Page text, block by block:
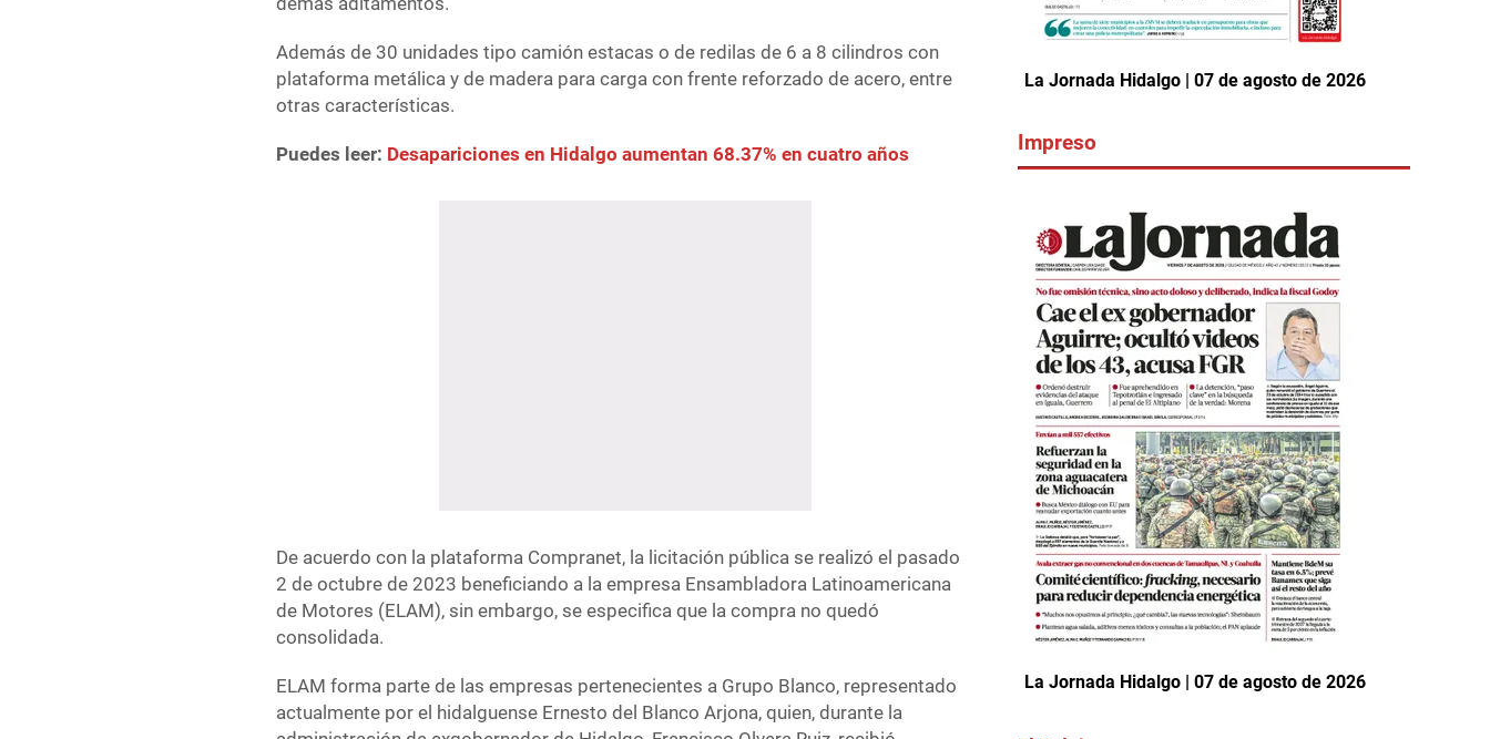
Además de 30 unidades tipo camión estacas o de redilas de 6 a 8 cilindros con
plataforma metálica y de madera para carga con frente reforzado de acero, entre
otras características.
Puedes leer: Desapariciones en Hidalgo aumentan 68.37% en cuatro años
De acuerdo con la plataforma Compranet, la licitación pública se realizó el pasado
2 de octubre de 2023 beneficiando a la empresa Ensambladora Latinoamericana
de Motores (ELAM), sin embargo, se especifica que la compra no quedó
consolidada.
ELAM forma parte de las empresas pertenecientes a Grupo Blanco, representado
actualmente por el hidalguense Ernesto del Blanco Arjona, quien, durante la
La Jornada Hidalgo | 07 de agosto de 2026
Impreso
La Jornada Hidalgo | 07 de agosto de 2026